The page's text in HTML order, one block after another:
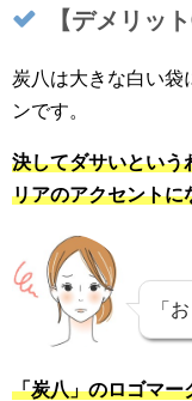
【デメリッ
炭八は大きな白い袋
ンです。
決してダサいという
リアのアクセントに
「
「炭八」のロゴマー